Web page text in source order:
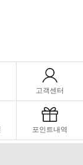
고객센터
포인트내역